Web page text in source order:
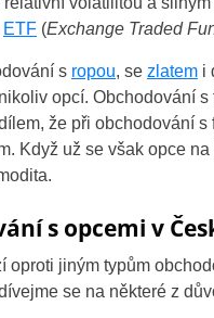
ETF (Exchange Traded
s ropou, se zlatem i
opcí. Obchodování
že při obchodování
Když už se však opce
s opcemi v
oproti jiným typům
se na některé z